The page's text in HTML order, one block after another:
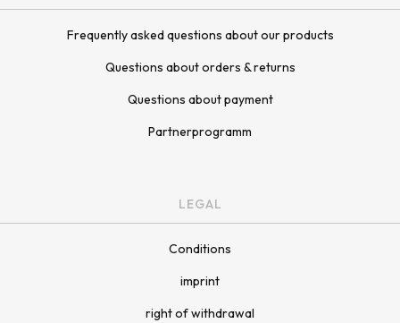
Frequently asked questions about our products
Questions about orders & returns
Questions about payment
Partnerprogramm
LEGAL
Conditions
imprint
right of withdrawal